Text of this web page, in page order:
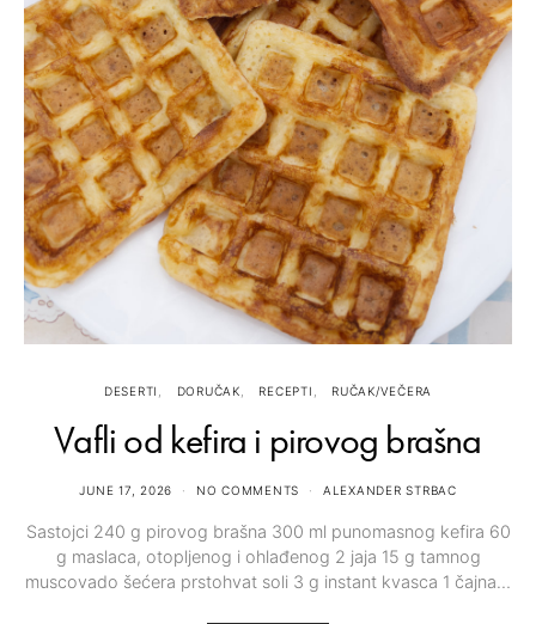
DESERTI DORUČAK RECEPTI RUČAK/VEČERA
Vafli od kefira i pirovog brašna
JUNE 17, 2026 NO COMMENTS ALEXANDER STRBAC
Sastojci 240 g pirovog brašna 300 ml punomasnog kefira 60
g maslaca, otopljenog i ohlađenog 2 jaja 15 g tamnog
muscovado šećera prstohvat soli 3 g instant kvasca 1 čajna…